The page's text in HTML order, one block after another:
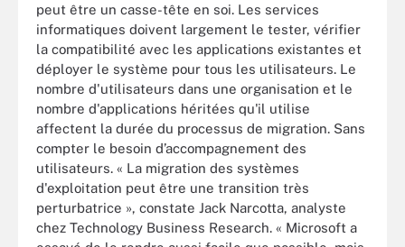
peut être un casse-tête en soi. Les services
informatiques doivent largement le tester, vérifier
la compatibilité avec les applications existantes et
déployer le système pour tous les utilisateurs. Le
nombre d'utilisateurs dans une organisation et le
nombre d'applications héritées qu'il utilise
affectent la durée du processus de migration. Sans
compter le besoin d’accompagnement des
utilisateurs. « La migration des systèmes
d'exploitation peut être une transition très
perturbatrice », constate Jack Narcotta, analyste
chez Technology Business Research. « Microsoft a